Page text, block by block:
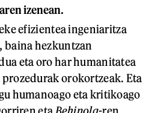
izenean.
efizientea ingeniaritza
baina hezkuntzan
eta oro har humanitatea
orokortzeak. Eta
humanoago eta kritikoago